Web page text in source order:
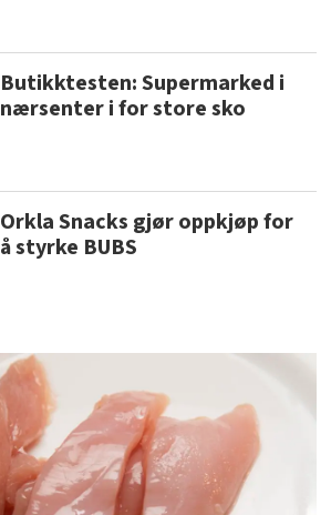
Butikktesten: Supermarked i
nærsenter i for store sko
Orkla Snacks gjør oppkjøp for
å styrke BUBS